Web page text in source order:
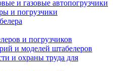
и газовые автопогрузчики
и погрузчики
и погрузчиков
и моделей штабелеров
и охраны труда для